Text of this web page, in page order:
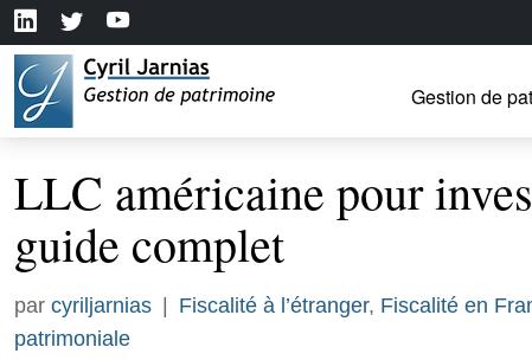
Gestion de
LLC américaine pour
guide complet
par cyriljarnias Fiscalité à l’étranger, Fiscalité en
patrimoniale